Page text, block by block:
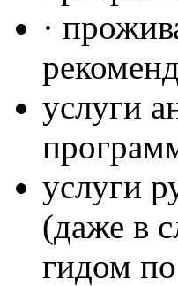
·
услуги
услуги
(даже в
гидом